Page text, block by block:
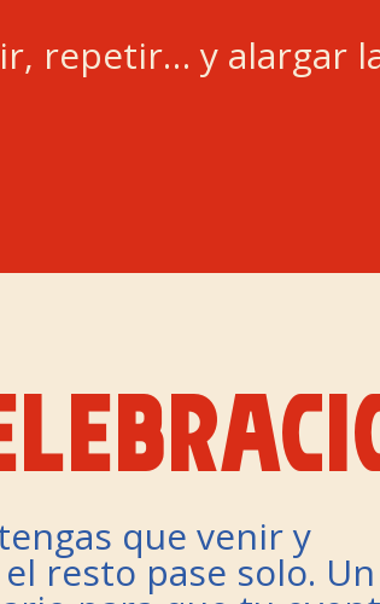
repetir… y alargar
que venir y
resto pase solo. Un